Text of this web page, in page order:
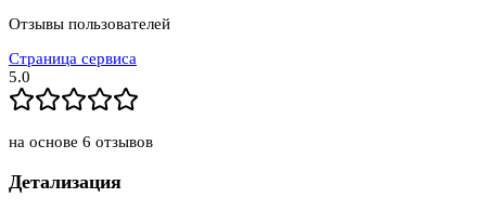
Отзывы пользователей
Страница сервиса
5.0
на основе 6 отзывов
Детализация